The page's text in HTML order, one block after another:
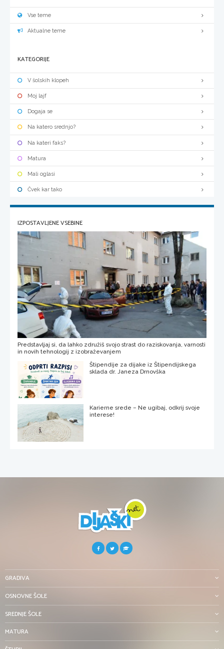
Vse teme
Aktualne teme
KATEGORIJE
V šolskih klopeh
Moj lajf
Dogaja se
Na katero srednjo?
Na kateri faks?
Matura
Mali oglasi
Čvek kar tako
IZPOSTAVLJENE VSEBINE
Predstavljaj si, da lahko združiš svojo strast do raziskovanja, varnosti
in novih tehnologij z izobraževanjem
Štipendije za dijake iz Štipendijskega
sklada dr. Janeza Drnovška
Karierne srede – Ne ugibaj, odkrij svoje
interese!
GRADIVA
OSNOVNE ŠOLE
SREDNJE ŠOLE
MATURA